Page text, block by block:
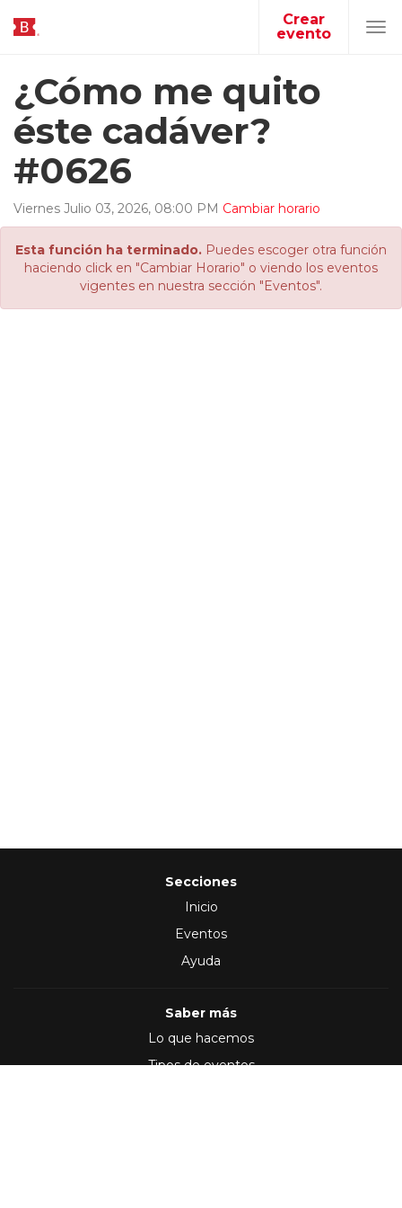
Crear
evento
¿Cómo me quito
éste cadáver?
#0626
Viernes Julio 03, 2026, 08:00 PM Cambiar horario
Esta función ha terminado. Puedes escoger otra función
haciendo click en "Cambiar Horario" o viendo los eventos
vigentes en nuestra sección "Eventos".
Secciones
Inicio
Eventos
Ayuda
Saber más
Lo que hacemos
Tipos de eventos